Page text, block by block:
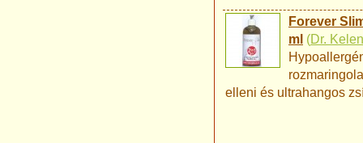
Forever
ml (Dr.
elleni és ultrahangos